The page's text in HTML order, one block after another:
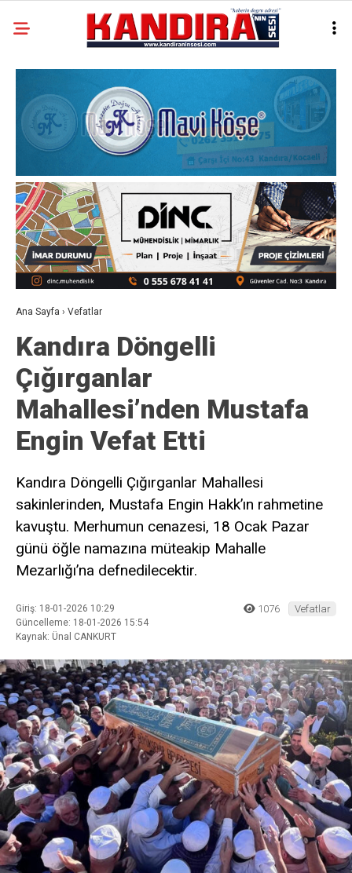
Ana Sayfa › Vefatlar
Kandıra Döngelli
Çığırganlar
Mahallesi’nden Mustafa
Engin Vefat Etti
Kandıra Döngelli Çığırganlar Mahallesi
sakinlerinden, Mustafa Engin Hakk’ın rahmetine
kavuştu. Merhumun cenazesi, 18 Ocak Pazar
günü öğle namazına müteakip Mahalle
Mezarlığı’na defnedilecektir.
Giriş: 18-01-2026 10:29
Güncelleme: 18-01-2026 15:54
Kaynak: Ünal CANKURT
1076 Vefatlar